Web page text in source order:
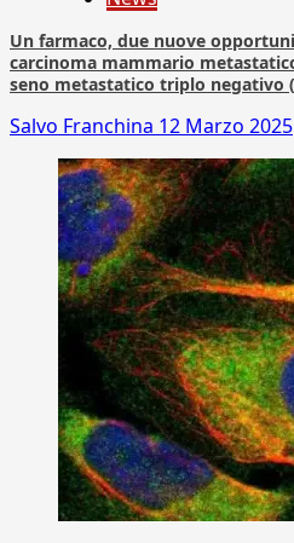
Un farmaco, due nuove
carcinoma mammario
seno metastatico triplo negativo
Salvo Franchina 12 Marzo 2025